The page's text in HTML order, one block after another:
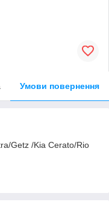
Умови повернення
Getz /Kia Cerato/Rio